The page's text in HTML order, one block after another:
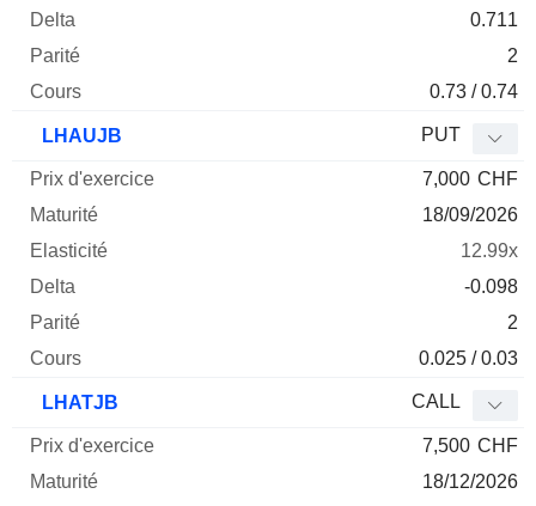
0.711
2
0.73 / 0.74
LHAUJB PUT
7,000 CHF
18/09/2026
12.99x
-0.098
2
0.025 / 0.03
LHATJB CALL
7,500 CHF
18/12/2026